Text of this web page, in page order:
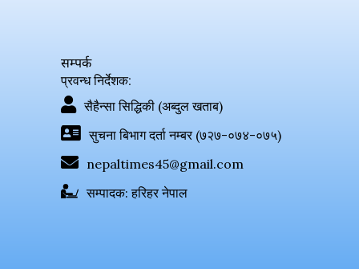
सम्पर्क
प्रवन्ध निर्देशक:
सैहैन्सा सिद्धिकी (अब्दुल खताब)
सुचना बिभाग दर्ता नम्बर (७२७-०७४-०७५)
nepaltimes45@gmail.com
सम्पादक: हरिहर नेपाल